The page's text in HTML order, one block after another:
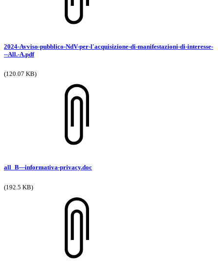
2024-Avviso-pubblico-NdV-per-l'acquisizione-di-manifestazioni-di-interesse-
--All.-A.pdf
(120.07 KB)
all_B---informativa-privacy.doc
(192.5 KB)